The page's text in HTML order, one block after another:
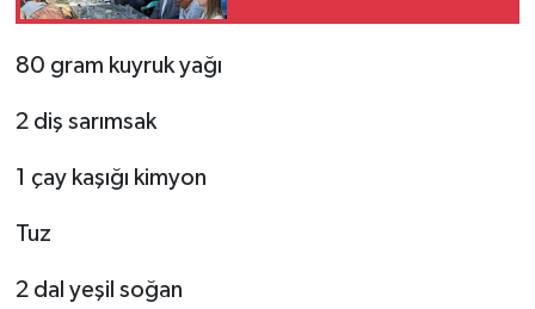
80 gram kuyruk yağı
2 diş sarımsak
1 çay kaşığı kimyon
Tuz
2 dal yeşil soğan